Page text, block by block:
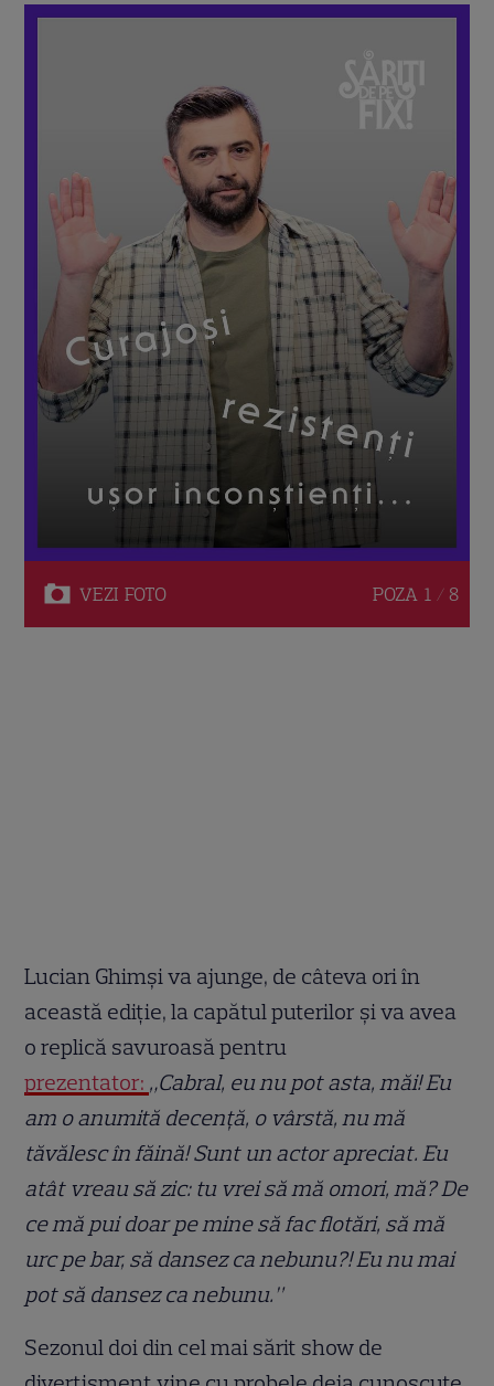
VEZI FOTO POZA 1 / 8
Lucian Ghimși va ajunge, de câteva ori în
această ediție, la capătul puterilor și va avea
o replică savuroasă pentru
prezentator: „Cabral, eu nu pot asta, măi! Eu
am o anumită decență, o vârstă, nu mă
tăvălesc în făină! Sunt un actor apreciat. Eu
atât vreau să zic: tu vrei să mă omori, mă? De
ce mă pui doar pe mine să fac flotări, să mă
urc pe bar, să dansez ca nebunu?! Eu nu mai
pot să dansez ca nebunu.”
Sezonul doi din cel mai sărit show de